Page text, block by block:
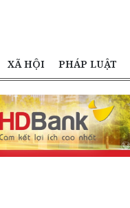
XÃ HỘI PHÁP LUẬT